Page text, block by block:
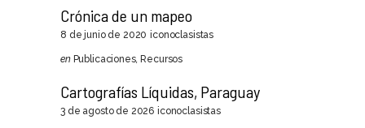
Crónica de un mapeo
8 de junio de 2020 iconoclasistas
en Publicaciones, Recursos
Cartografías Líquidas, Paraguay
3 de agosto de 2026 iconoclasistas